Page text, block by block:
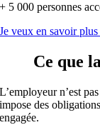
+ 5 000 personnes
Je veux en savoir
Ce que
L’employeur n’est
impose des
engagée.